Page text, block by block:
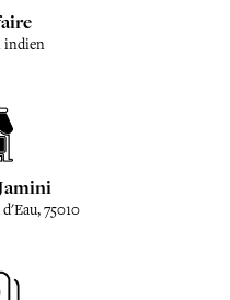
indien
75010